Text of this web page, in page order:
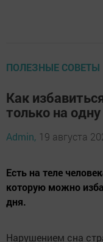
ПОЛЕЗНЫЕ СОВЕТЫ
Как
только на
Admin, 19 августа
Есть на теле
которую можно
дня.
Нарушением сна